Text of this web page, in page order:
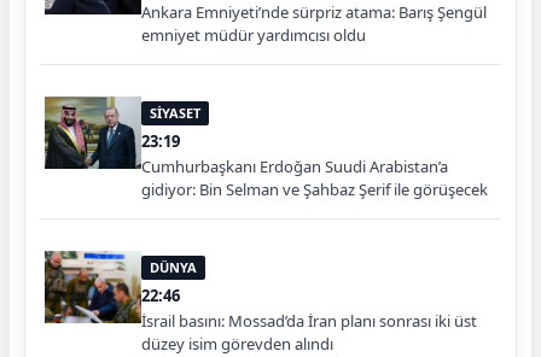
Ankara Emniyeti’nde sürpriz atama: Barış Şengül
emniyet müdür yardımcısı oldu
SİYASET
23:19
Cumhurbaşkanı Erdoğan Suudi Arabistan’a
gidiyor: Bin Selman ve Şahbaz Şerif ile görüşecek
DÜNYA
22:46
İsrail basını: Mossad’da İran planı sonrası iki üst
düzey isim görevden alındı